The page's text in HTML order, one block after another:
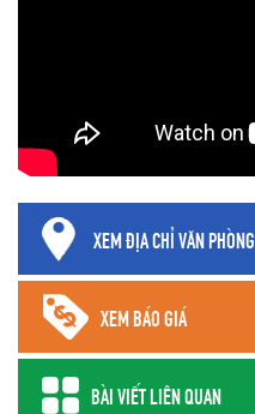
XEM ĐỊA CHỈ VĂN PHÒNG
XEM BÁO GIÁ
BÀI VIẾT LIÊN QUAN